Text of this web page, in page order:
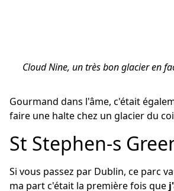
Cloud Nine, un très bon glacier en
Gourmand dans l'âme, c'était
faire une halte chez un glacier du
St Stephen-s
Si vous passez par Dublin, ce parc
ma part c'était la première fois que